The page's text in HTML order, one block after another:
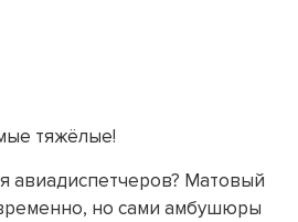
тяжёлые!
авиадиспетчеров? Матовый
но сами амбушюры